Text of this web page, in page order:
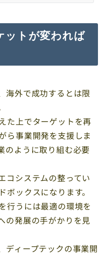
ットが変われば
海外で成功するとは限
た上でターゲットを再
ら事業開発を支援しま
のように取り組む必要
コシステムの整ってい
ックスになります。
行うには最適の環境を
の発展の手がかりを見
ディープテックの事業開